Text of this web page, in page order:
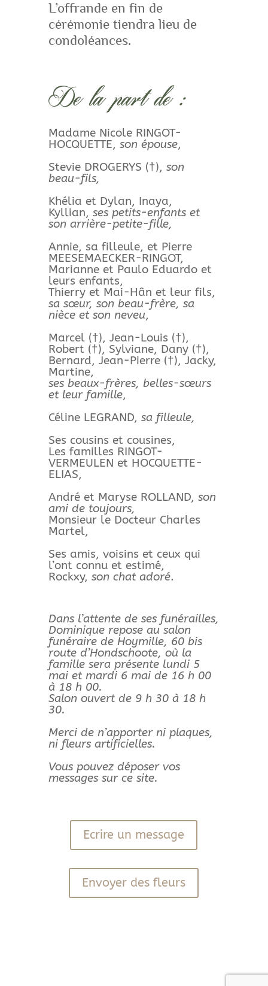
L’offrande en fin de
cérémonie tiendra lieu de
condoléances.
De la part de :
Madame Nicole RINGOT-
HOCQUETTE, son épouse,
Stevie DROGERYS (†), son
beau-fils,
Khélia et Dylan, Inaya,
Kyllian, ses petits-enfants et
son arrière-petite-fille,
Annie, sa filleule, et Pierre
MEESEMAECKER-RINGOT,
Marianne et Paulo Eduardo et
leurs enfants,
Thierry et Mai-Hân et leur fils,
sa sœur, son beau-frère, sa
nièce et son neveu,
Marcel (†), Jean-Louis (†),
Robert (†), Sylviane, Dany (†),
Bernard, Jean-Pierre (†), Jacky,
Martine,
ses beaux-frères, belles-sœurs
et leur famille,
Céline LEGRAND, sa filleule,
Ses cousins et cousines,
Les familles RINGOT-
VERMEULEN et HOCQUETTE-
ELIAS,
André et Maryse ROLLAND, son
ami de toujours,
Monsieur le Docteur Charles
Martel,
Ses amis, voisins et ceux qui
l’ont connu et estimé,
Rockxy, son chat adoré.
Dans l’attente de ses funérailles,
Dominique repose au salon
funéraire de Hoymille, 60 bis
route d’Hondschoote, où la
famille sera présente lundi 5
mai et mardi 6 mai de 16 h 00
à 18 h 00.
Salon ouvert de 9 h 30 à 18 h
30.
Merci de n’apporter ni plaques,
ni fleurs artificielles.
Vous pouvez déposer vos
messages sur ce site.
Ecrire un message
Envoyer des fleurs